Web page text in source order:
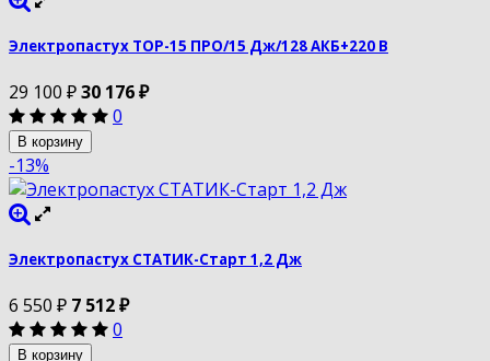
Электропастух ТОР-15 ПРО/15 Дж/128 АКБ+220 В
29 100 ₽30 176₽
0
В корзину
-13%
Электропастух СТАТИК-Старт 1,2 Дж
6 550 ₽ 7 512₽
0
В корзину